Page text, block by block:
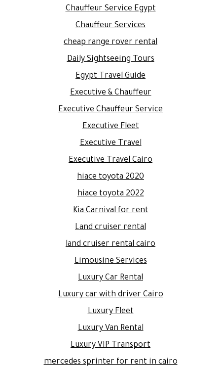
Chauffeur Service Egypt
Chauffeur Services
cheap range rover rental
Daily Sightseeing Tours
Egypt Travel Guide
Executive & Chauffeur
Executive Chauffeur Service
Executive Fleet
Executive Travel
Executive Travel Cairo
hiace toyota 2020
hiace toyota 2022
Kia Carnival for rent
Land cruiser rental
land cruiser rental cairo
Limousine Services
Luxury Car Rental
Luxury car with driver Cairo
Luxury Fleet
Luxury Van Rental
Luxury VIP Transport
mercedes sprinter for rent in cairo